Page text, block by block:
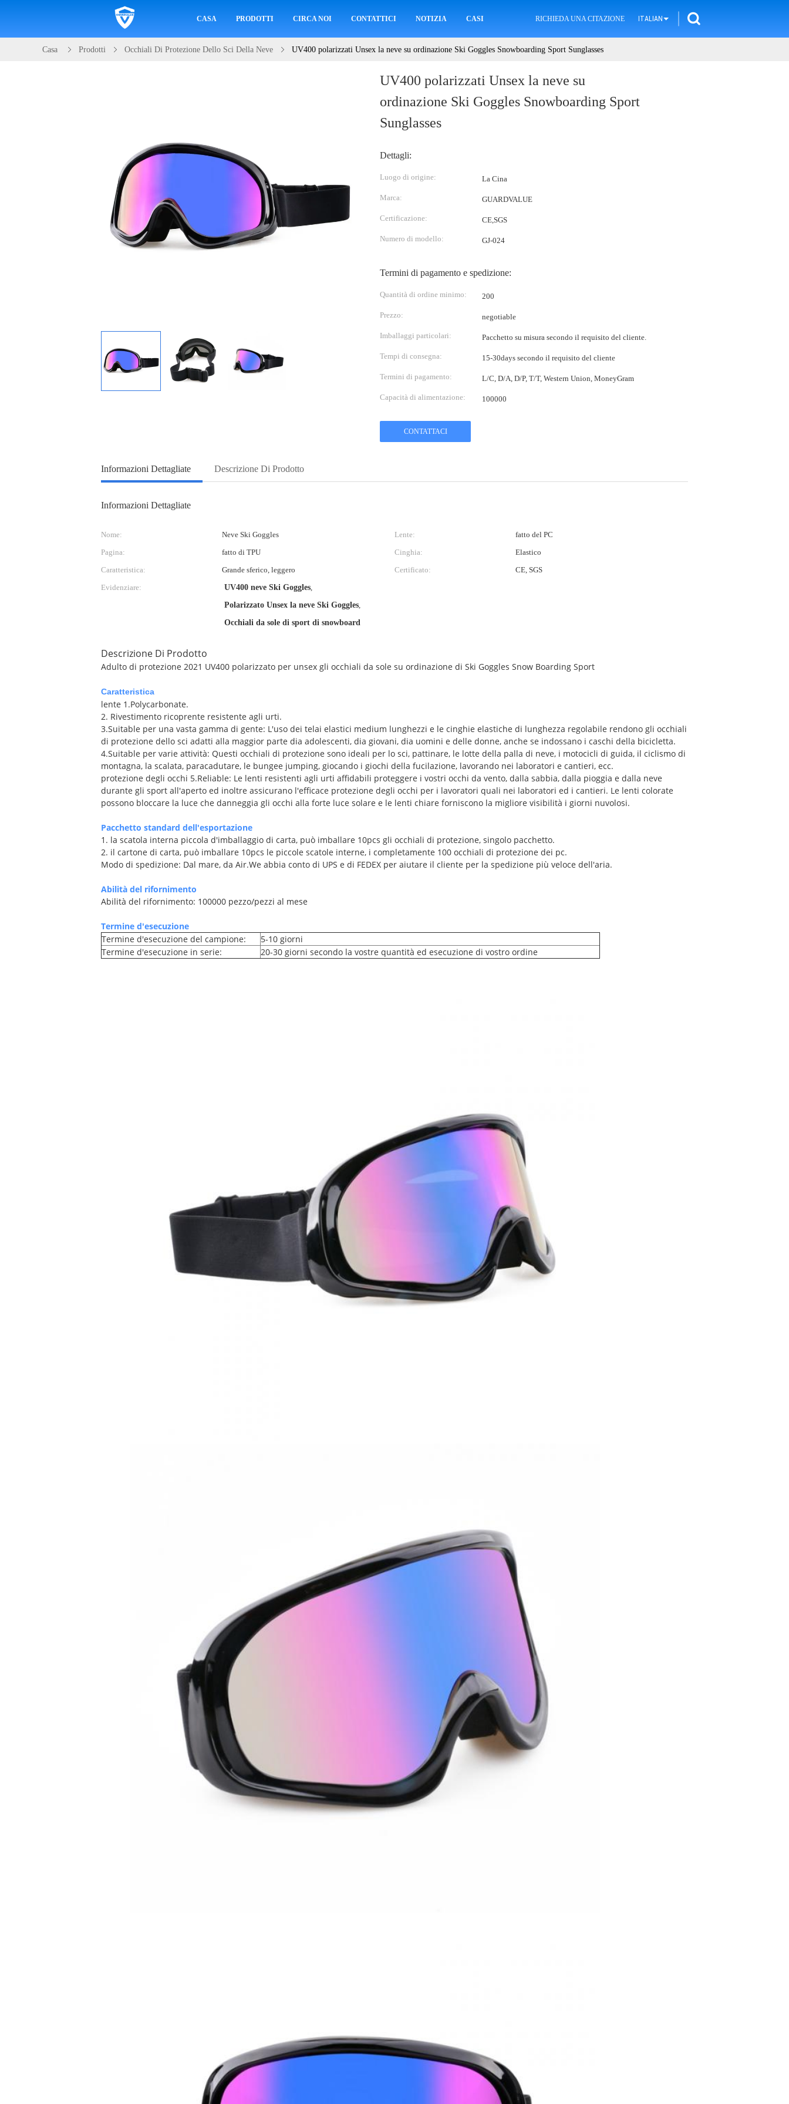
CASA PRODOTTI CIRCA NOI CONTATTICI NOTIZIA CASI RICHIEDA UNA CITAZIONE ITALIAN
Casa Prodotti Occhiali Di Protezione Dello Sci Della Neve UV400 polarizzati Unsex la neve su ordinazione Ski Goggles Snowboarding Sport Sunglasses
UV400 polarizzati Unsex la neve su
ordinazione Ski Goggles Snowboarding Sport
Sunglasses
Dettagli:
Luogo di origine: La Cina
Marca: GUARDVALUE
Certificazione: CE,SGS
Numero di modello: GJ-024
Termini di pagamento e spedizione:
Quantità di ordine minimo: 200
Prezzo: negotiable
Imballaggi particolari: Pacchetto su misura secondo il requisito del cliente.
Tempi di consegna: 15-30days secondo il requisito del cliente
Termini di pagamento: L/C, D/A, D/P, T/T, Western Union, MoneyGram
Capacità di alimentazione: 100000
CONTATTACI
Informazioni Dettagliate Descrizione Di Prodotto
Informazioni Dettagliate
Nome: Neve Ski Goggles Lente:
fatto del PC
Pagina:
fatto di TPU Cinghia:
Elastico
Caratteristica:
Grande sferico, leggero Certificato:
CE, SGS
Evidenziare:
UV400 neve Ski Goggles,
Polarizzato Unsex la neve Ski Goggles,
Occhiali da sole di sport di snowboard
Descrizione Di Prodotto
Adulto di protezione 2021 UV400 polarizzato per unsex gli occhiali da sole su ordinazione di Ski Goggles Snow Boarding Sport
Caratteristica
lente 1.Polycarbonate.
2. Rivestimento ricoprente resistente agli urti.
3.Suitable per una vasta gamma di gente: L'uso dei telai elastici medium lunghezzi e le cinghie elastiche di lunghezza regolabile rendono gli occhiali
di protezione dello sci adatti alla maggior parte dia adolescenti, dia giovani, dia uomini e delle donne, anche se indossano i caschi della bicicletta.
4.Suitable per varie attività: Questi occhiali di protezione sono ideali per lo sci, pattinare, le lotte della palla di neve, i motocicli di guida, il ciclismo di
montagna, la scalata, paracadutare, le bungee jumping, giocando i giochi della fucilazione, lavorando nei laboratori e cantieri, ecc.
protezione degli occhi 5.Reliable: Le lenti resistenti agli urti affidabili proteggere i vostri occhi da vento, dalla sabbia, dalla pioggia e dalla neve
durante gli sport all'aperto ed inoltre assicurano l'efficace protezione degli occhi per i lavoratori quali nei laboratori ed i cantieri. Le lenti colorate
possono bloccare la luce che danneggia gli occhi alla forte luce solare e le lenti chiare forniscono la migliore visibilità i giorni nuvolosi.
Pacchetto standard dell'esportazione
1. la scatola interna piccola d'imballaggio di carta, può imballare 10pcs gli occhiali di protezione, singolo pacchetto.
2. il cartone di carta, può imballare 10pcs le piccole scatole interne, i completamente 100 occhiali di protezione dei pc.
Modo di spedizione: Dal mare, da Air.We abbia conto di UPS e di FEDEX per aiutare il cliente per la spedizione più veloce dell'aria.
Abilità del rifornimento
Abilità del rifornimento: 100000 pezzo/pezzi al mese
Termine d'esecuzione
Termine d'esecuzione del campione:
5-10 giorni
Termine d'esecuzione in serie:
20-30 giorni secondo la vostre quantità ed esecuzione di vostro ordine